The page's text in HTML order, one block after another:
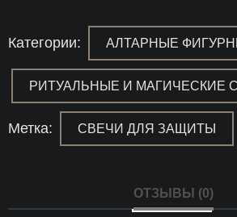
Категории: АЛТАРНЫЕ
РИТУАЛЬНЫЕ И МАГИЧЕСКИЕ
Метка: СВЕЧИ ДЛЯ ЗАЩИТЫ
ОТЗЫВЫ (0)